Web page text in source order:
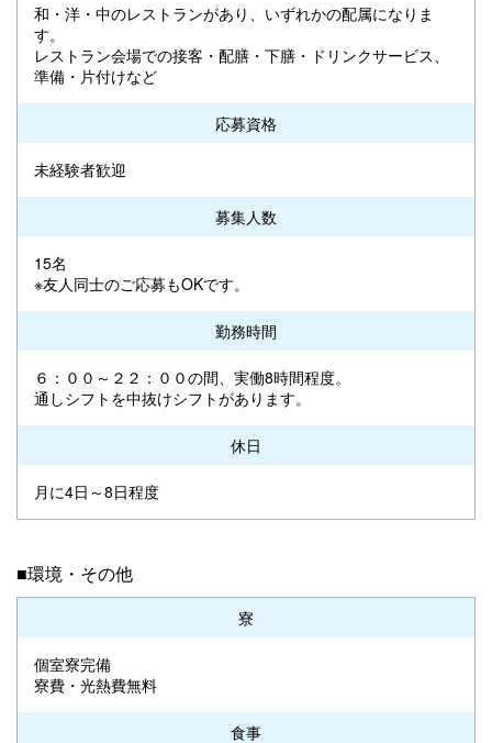
和・洋・中のレストランがあり、いずれかの配属になりま
す。
レストラン会場での接客・配膳・下膳・ドリンクサービス、
準備・片付けなど
応募資格
未経験者歓迎
募集人数
15名
※友人同士のご応募もOKです。
勤務時間
６：００～２２：００の間、実働8時間程度。
通しシフトを中抜けシフトがあります。
休日
月に4日～8日程度
■環境・その他
寮
個室寮完備
寮費・光熱費無料
食事